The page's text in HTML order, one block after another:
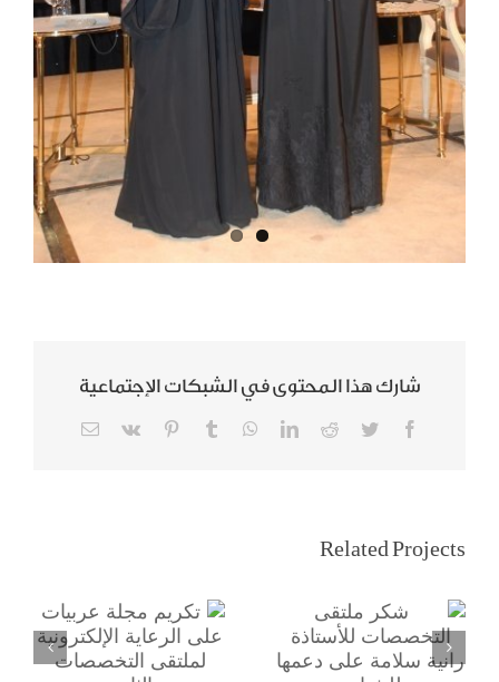
شارك هذا المحتوى في الشبكات الإجتماعية
Facebook
Twitter
Reddit
LinkedIn
WhatsApp
Tumblr
Pinterest
Vk
Email
Related Projects
لملتقى
التخصصات الثاني
التخصصات
سلامة على دعمها
للشباب